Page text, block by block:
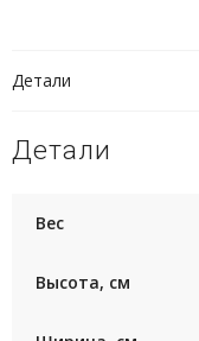
Детали
Детали
Вес
Высота, см